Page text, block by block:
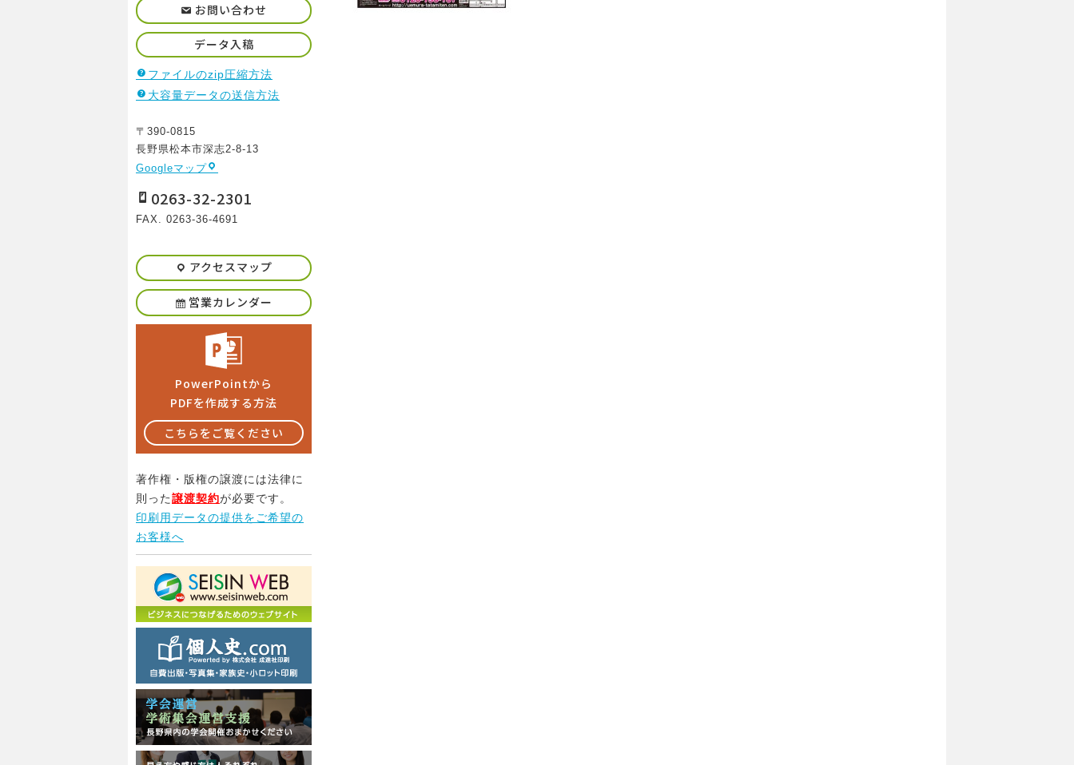
お問い合わせ
データ入稿
ファイルのzip圧縮方法
大容量データの送信方法
〒390-0815
長野県松本市深志2-8-13
Googleマップ
0263-32-2301
FAX. 0263-36-4691
アクセスマップ
営業カレンダー
PowerPointから
PDFを作成する方法
こちらをご覧ください
著作権・版権の譲渡には法律に
則った譲渡契約が必要です。
印刷用データの提供をご希望の
お客様へ